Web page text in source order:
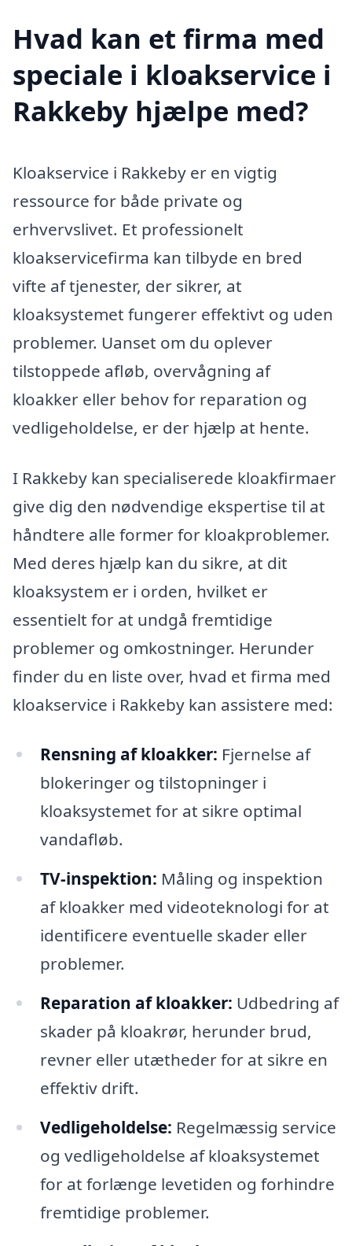
Hvad kan et firma med
speciale i kloakservice i
Rakkeby hjælpe med?
Kloakservice i Rakkeby er en vigtig
ressource for både private og
erhvervslivet. Et professionelt
kloakservicefirma kan tilbyde en bred
vifte af tjenester, der sikrer, at
kloaksystemet fungerer effektivt og uden
problemer. Uanset om du oplever
tilstoppede afløb, overvågning af
kloakker eller behov for reparation og
vedligeholdelse, er der hjælp at hente.
I Rakkeby kan specialiserede kloakfirmaer
give dig den nødvendige ekspertise til at
håndtere alle former for kloakproblemer.
Med deres hjælp kan du sikre, at dit
kloaksystem er i orden, hvilket er
essentielt for at undgå fremtidige
problemer og omkostninger. Herunder
finder du en liste over, hvad et firma med
kloakservice i Rakkeby kan assistere med:
Rensning af kloakker: Fjernelse af
blokeringer og tilstopninger i
kloaksystemet for at sikre optimal
vandafløb.
TV-inspektion: Måling og inspektion
af kloakker med videoteknologi for at
identificere eventuelle skader eller
problemer.
Reparation af kloakker: Udbedring af
skader på kloakrør, herunder brud,
revner eller utætheder for at sikre en
effektiv drift.
Vedligeholdelse: Regelmæssig service
og vedligeholdelse af kloaksystemet
for at forlænge levetiden og forhindre
fremtidige problemer.